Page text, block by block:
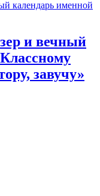
и вечный
завучу»